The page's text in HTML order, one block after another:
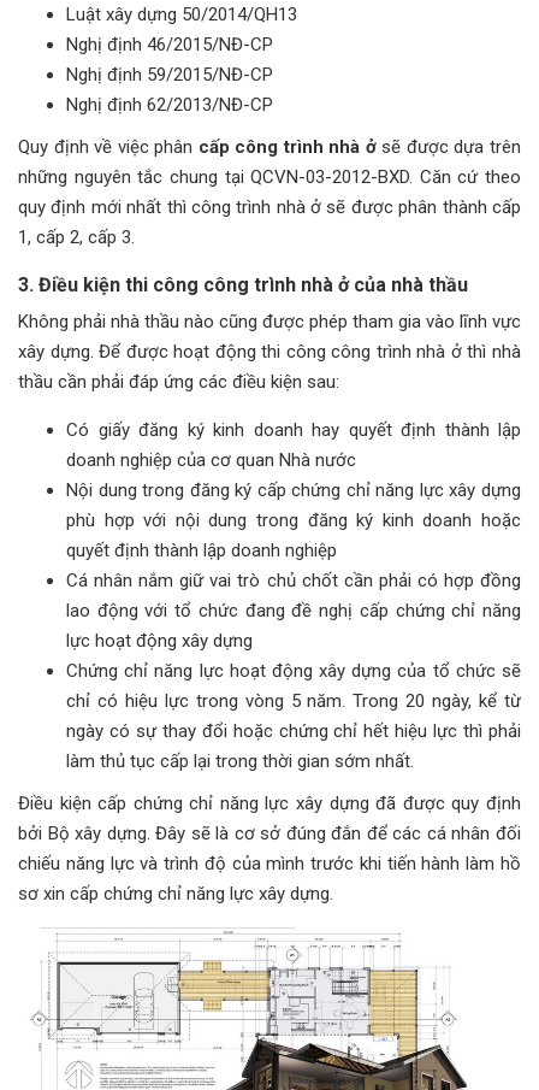
Luật xây dựng 50/2014/QH13
Nghị định 46/2015/NĐ-CP
Nghị định 59/2015/NĐ-CP
Nghị định 62/2013/NĐ-CP
Quy định về việc phân cấp công trình nhà ởsẽ được dựa trên
những nguyên tắc chung tại QCVN-03-2012-BXD. Căn cứ theo
quy định mới nhất thì công trình nhà ở sẽ được phân thành cấp
1, cấp 2, cấp 3.
3. Điều kiện thi công công trình nhà ở của nhà thầu
Không phải nhà thầu nào cũng được phép tham gia vào lĩnh vực
xây dựng. Để được hoạt động thi công công trình nhà ở thì nhà
thầu cần phải đáp ứng các điều kiện sau:
Có giấy đăng ký kinh doanh hay quyết định thành lập
doanh nghiệp của cơ quan Nhà nước
Nội dung trong đăng ký cấp chứng chỉ năng lực xây dựng
phù hợp với nội dung trong đăng ký kinh doanh hoặc
quyết định thành lập doanh nghiệp
Cá nhân nắm giữ vai trò chủ chốt cần phải có hợp đồng
lao động với tổ chức đang đề nghị cấp chứng chỉ năng
lực hoạt động xây dựng
Chứng chỉ năng lực hoạt động xây dựng của tổ chức sẽ
chỉ có hiệu lực trong vòng 5 năm. Trong 20 ngày, kể từ
ngày có sự thay đổi hoặc chứng chỉ hết hiệu lực thì phải
làm thủ tục cấp lại trong thời gian sớm nhất.
Điều kiện cấp chứng chỉ năng lực xây dựng đã được quy định
bởi Bộ xây dựng. Đây sẽ là cơ sở đúng đắn để các cá nhân đối
chiếu năng lực và trình độ của mình trước khi tiến hành làm hồ
sơ xin cấp chứng chỉ năng lực xây dựng.